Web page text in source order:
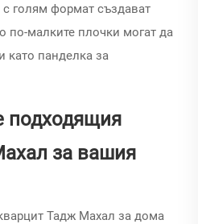
голям формат създават
по-малките плочки могат да
като панделка за
подходящия
за вашия
Тадж Махал за дома